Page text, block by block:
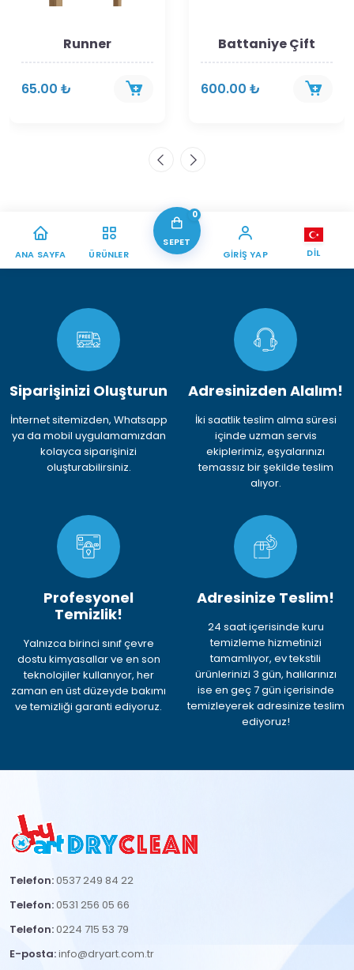
Runner
65.00 ₺
Battaniye Çift
600.00 ₺
ANA SAYFA ÜRÜNLER
0
SEPET
GIRIŞ YAP
DIL
Siparişinizi Oluşturun
İnternet sitemizden, Whatsapp
ya da mobil uygulamamızdan
kolayca siparişinizi
oluşturabilirsiniz.
Adresinizden Alalım!
İki saatlik teslim alma süresi
içinde uzman servis
ekiplerimiz, eşyalarınızı
temassız bir şekilde teslim
alıyor.
Profesyonel
Temizlik!
Yalnızca birinci sınıf çevre
dostu kimyasallar ve en son
teknolojiler kullanıyor, her
zaman en üst düzeyde bakımı
ve temizliği garanti ediyoruz.
Adresinize Teslim!
24 saat içerisinde kuru
temizleme hizmetinizi
tamamlıyor, ev tekstili
ürünlerinizi 3 gün, halılarınızı
ise en geç 7 gün içerisinde
temizleyerek adresinize teslim
ediyoruz!
Telefon:0537 249 84 22
Telefon:0531 256 05 66
Telefon:0224 715 53 79
E-posta:info@dryart.com.tr